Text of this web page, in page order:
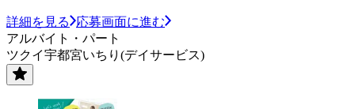
詳細を見る
応募画面に進む
アルバイト・パート
ツクイ宇都宮いちり(デイサービス)